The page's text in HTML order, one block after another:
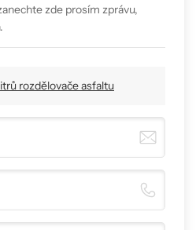
zde prosím zprávu,
rozdělovače asfaltu